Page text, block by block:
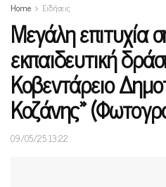
Home Ειδήσεις
Μεγάλη επιτυχία
εκπαιδευτική
Κοβεντάρειο
Κοζάνης»
09/05/25 13:22